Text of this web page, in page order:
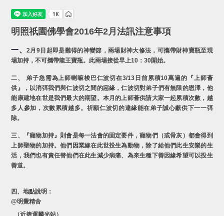
明照祇園佛學會2016年2月法訊注意事項
一、2月9日起即是難得的神變節，兩場財神大修法，可攜帶財神寶瓶至現
場加持，不可攜帶龍王寶瓶。此兩場接從早上10：30開始。
二、 弟子急需為上師喇嘛梭巴仁波切在3/13日前累積10萬遍的『上師薈
供』，以消弭我們與仁波切之間的惡緣，仁波切對弟子們有無限的恩澤，他
能康建地在世是我們最大的期望。本月的上師薈供請大家一起累積次數，越
多人參加，次數累積越多。祈願仁波切的違緣能在弟子誠心獻供下一一弭
除。
三、『寵物加持』則會是每一法會的固定要件，寵物們（或骨灰）都會得到
上師聖物的加持。他們因業緣在此世投生為動物，除了給他們此生安樂的生
活，我們也有責任替他們在此生減少病痛、為來生種下善因緣希望可以投生
善道。
四、地點說明：
@明覺精舍
（近捷運麟光站）